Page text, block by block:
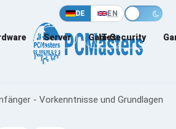
DE EN
Server Games
IT-Security
- Vorkenntnisse und Grundlagen